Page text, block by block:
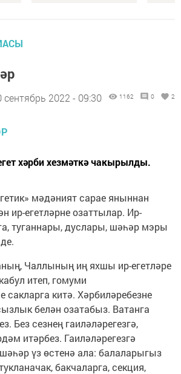
сентябрь 2022 - 09:30 1162 0 2
хәрби хезмәткә чакырылды.
мәдәният сарае яныннан
ир-егетләрне озаттылар. Ир-
туганнары, дуслары, шәһәр мэры
Чаллының иң яхшы ир-егетләре
итеп, гомуми
сакларга китә. Хәрбиләребезне
белән озатабыз. Ватанга
Без сезнең гаиләләрегезгә,
итәрбез. Гаиләләрегезгә
үз өстенә ала: балаларыгыз
бакчаларга, секция,